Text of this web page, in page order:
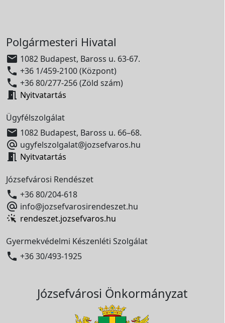
Polgármesteri Hivatal
 1082 Budapest, Baross u. 63-67.
 +36 1/459-2100 (Központ)
 +36 80/277-256 (Zöld szám)
 Nyitvatartás
Ügyfélszolgálat
 1082 Budapest, Baross u. 66–68.
 ugyfelszolgalat@jozsefvaros.hu
 Nyitvatartás
Józsefvárosi Rendészet
 +36 80/204-618
 info@jozsefvarosirendeszet.hu
rendeszet.jozsefvaros.hu
Gyermekvédelmi Készenléti Szolgálat
 +36 30/493-1925
Józsefvárosi Önkormányzat